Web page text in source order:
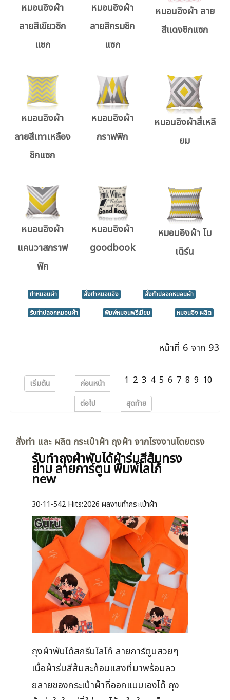
หมอนอิงผ้า
ลายสีเขียวซิก
แซก
หมอนอิงผ้า
ลายสีกรมซิก
แซก
หมอนอิงผ้า ลาย
สีแดงซิกแซก
หมอนอิงผ้า
ลายสีเทาเหลือง
ซิกแซก
หมอนอิงผ้า
กราฟฟิก
หมอนอิงผ้าสี่เหลี
ยม
หมอนอิงผ้า
แคนวาสกราฟ
ฟิก
หมอนอิงผ้า
goodbook
หมอนอิงผ้า โม
เดิร์น
ทำหมอนผ้า สั่งทำหมอนอิง
สั่งทำปลอกหมอนผ้า
รับทำปลอกหมอนผ้า
พิมพ์หมอนพรีเมียม หมอนอิง ผลิต
หน้าที่ 6 จาก 93
เริ่มต้น ก่อนหน้า 1 2 3 4 5 6 7 8 9 10
ต่อไป สุดท้าย
สั่งทำ และ ผลิต กระเป๋าผ้า ถุงผ้า จากโรงงานโดยตรง
รับทำถุงผ้าพับได้ผ้าร่มสีส้มทรง
ย่าม ลายการ์ตูน พิมพ์โลโก้
new
30-11-542 Hits:2026 ผลงานทำกระเป๋าผ้า
ถุงผ้าพับได้สกรีนโลโก้ ลายการ์ตูนสวยๆ
เนื้อผ้าร่มสีส้มสะท้อนแสงที่มาพร้อมลว
ยลายของกระเป๋าผ้าที่ออกแบบเองได้ ถุง